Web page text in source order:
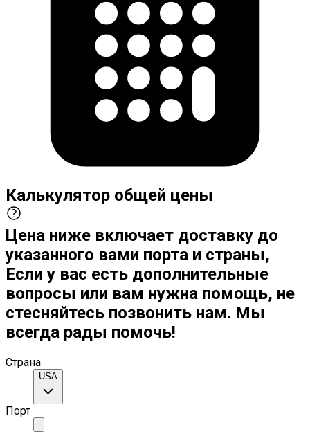
Калькулятор общей цены
Цена ниже включает доставку до
указанного вами порта и страны,
Если у вас есть дополнительные
вопросы или вам нужна помощь, не
стесняйтесь позвонить нам. Мы
всегда рады помочь!
Страна
USA
Порт